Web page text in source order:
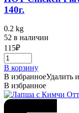
140г.
0.2 kg
52 в наличии
115₽
В корзину
В избранноеУдалить
В избранное